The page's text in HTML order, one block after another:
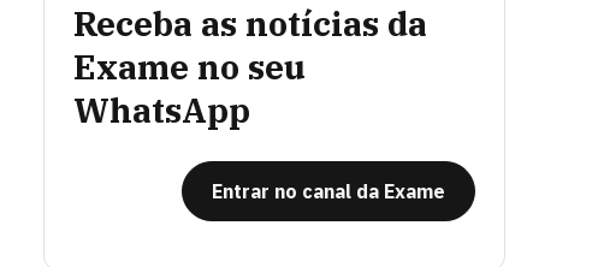
Receba as notícias da
Exame no seu
WhatsApp
Entrar no canal da Exame